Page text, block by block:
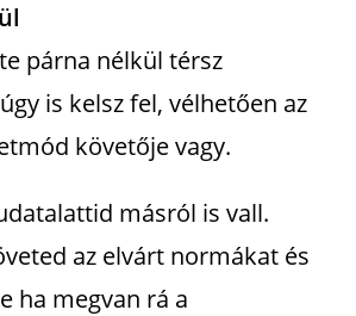
párna nélkül térsz
is kelsz fel, vélhetően az
követője vagy.
másról is vall.
az elvárt normákat és
ha megvan rá a